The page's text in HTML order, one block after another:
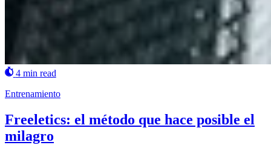
4 min read
Entrenamiento
Freeletics: el método que hace posible el
milagro